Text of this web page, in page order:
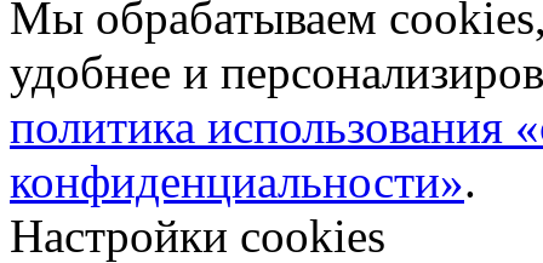
Мы обрабатываем
удобнее и
политика использования
конфиденциальности».
Настройки cookies